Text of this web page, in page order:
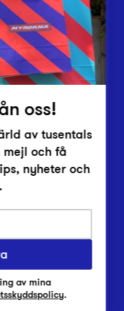
oss!
av tusentals
och få
nyheter och
av mina
.